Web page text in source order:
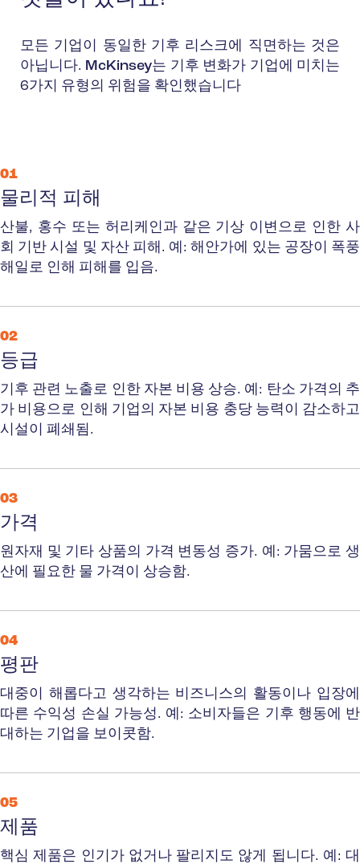
01
물리적 피해
산불, 홍수 또는 허리케인과 같은 기상 이변으로 인한 사
회 기반 시설 및 자산 피해. 예: 해안가에 있는 공장이 폭풍
해일로 인해 피해를 입음.
02
등급
기후 관련 노출로 인한 자본 비용 상승. 예: 탄소 가격의 추
가 비용으로 인해 기업의 자본 비용 충당 능력이 감소하고
시설이 폐쇄됨.
03
가격
원자재 및 기타 상품의 가격 변동성 증가. 예: 가뭄으로 생
산에 필요한 물 가격이 상승함.
04
평판
대중이 해롭다고 생각하는 비즈니스의 활동이나 입장에
따른 수익성 손실 가능성. 예: 소비자들은 기후 행동에 반
대하는 기업을 보이콧함.
05
제품
핵심 제품은 인기가 없거나 팔리지도 않게 됩니다. 예: 대
모든 기업이 동일한 기후 리스크에 직면하는 것은
아닙니다. McKinsey는 기후 변화가 기업에 미치는
6가지 유형의 위험을 확인했습니다